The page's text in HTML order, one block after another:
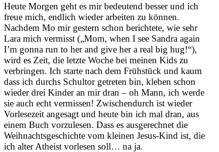
Heute Morgen geht es mir bedeutend besser und ich
freue mich, endlich wieder arbeiten zu können.
Nachdem Mo mir gestern schon berichtete, wie sehr
Lara mich vermisst („Mom, when I see Sandra again
I’m gonna run to her and give her a real big hug!“),
wird es Zeit, die letzte Woche bei meinen Kids zu
verbringen. Ich starte nach dem Frühstück und kaum
dass ich durchs Schultor getreten bin, kleben schon
wieder drei Kinder an mir dran – oh Mann, ich werde
sie auch echt vermissen! Zwischendurch ist wieder
Vorlesezeit angesagt und heute bin ich mal dran, aus
einem Buch vorzulesen. Dass es ausgerechnet die
Weihnachtsgeschichte vom kleinen Jesus-Kind ist, die
ich alter Atheist vorlesen soll… na ja.